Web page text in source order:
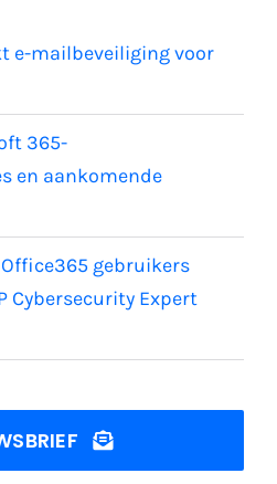
e-mailbeveiliging voor
365-
en aankomende
gebruikers
Cybersecurity Expert